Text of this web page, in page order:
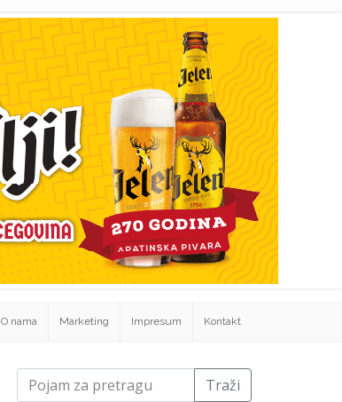
O nama Marketing Impresum Kontakt
Traži